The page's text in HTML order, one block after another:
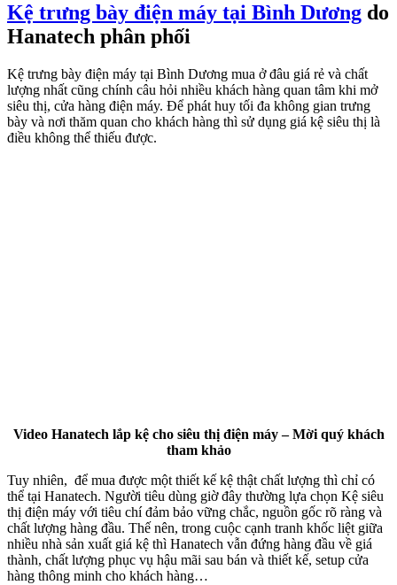
Kệ trưng bày điện máy tại Bình Dương do
Hanatech phân phối
Kệ trưng bày điện máy tại Bình Dương mua ở đâu giá rẻ và chất
lượng nhất cũng chính câu hỏi nhiều khách hàng quan tâm khi mở
siêu thị, cửa hàng điện máy. Để phát huy tối đa không gian trưng
bày và nơi thăm quan cho khách hàng thì sử dụng giá kệ siêu thị là
điều không thể thiếu được.
Video Hanatech lắp kệ cho siêu thị điện máy – Mời quý khách
tham khảo
Tuy nhiên, để mua được một thiết kế kệ thật chất lượng thì chỉ có
thể tại Hanatech. Người tiêu dùng giờ đây thường lựa chọn Kệ siêu
thị điện máy với tiêu chí đảm bảo vững chắc, nguồn gốc rõ ràng và
chất lượng hàng đầu. Thế nên, trong cuộc cạnh tranh khốc liệt giữa
nhiều nhà sản xuất giá kệ thì Hanatech vẫn đứng hàng đầu về giá
thành, chất lượng phục vụ hậu mãi sau bán và thiết kế, setup cửa
hàng thông minh cho khách hàng…